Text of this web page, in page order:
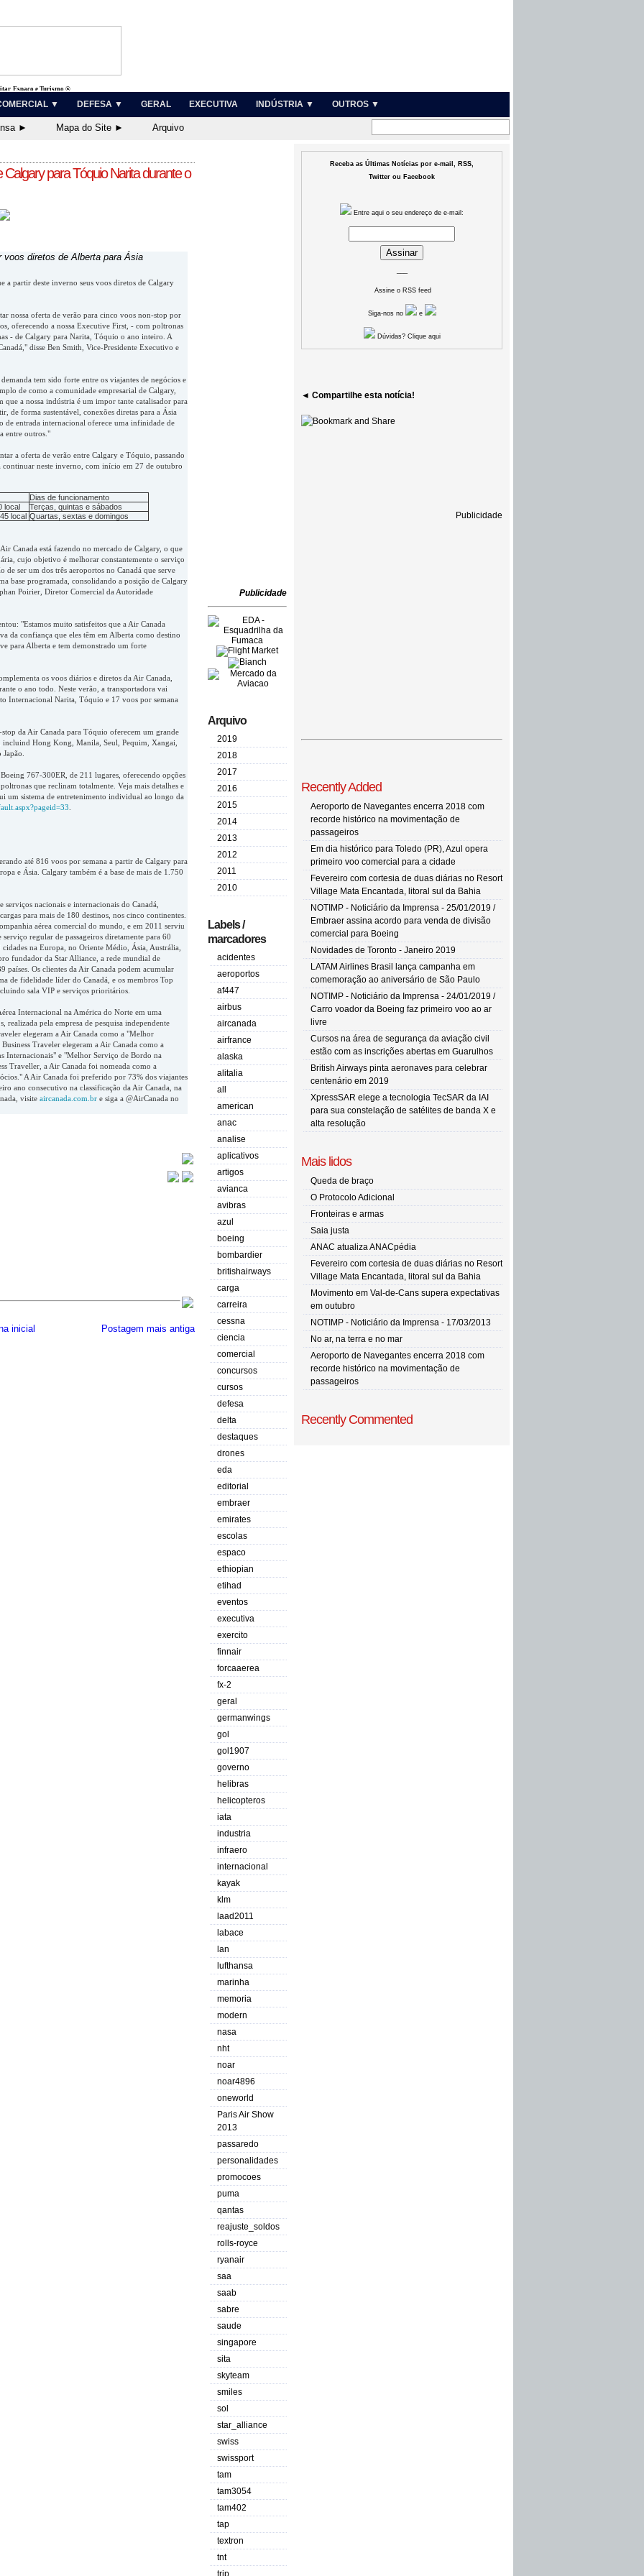
Espaço e Turismo ®
▼ DEFESA ▼ GERAL EXECUTIVA INDÚSTRIA ▼ OUTROS ▼
► Mapa do Site ► Arquivo
para Tóquio Narita durante o
voos diretos de Alberta para Ásia
a partir deste inverno seus voos diretos de Calgary
nossa oferta de verão para cinco voos non-stop por
oferecendo a nossa Executive First, - com poltronas
- de Calgary para Narita, Tóquio o ano inteiro. A
disse Ben Smith, Vice-Presidente Executivo e
tem sido forte entre os viajantes de negócios e
de como a comunidade empresarial de Calgary,
que a nossa indústria é um impor tante catalisador para
de forma sustentável, conexões diretas para a Ásia
entrada internacional oferece uma infinidade de
entre outros."
a oferta de verão entre Calgary e Tóquio, passando
neste inverno, com início em 27 de outubro
Dias de funcionamento
local
Terças, quintas e sábados
local Quartas, sextas e domingos
Canada está fazendo no mercado de Calgary, o que
cujo objetivo é melhorar constantemente o serviço
de ser um dos três aeroportos no Canadá que serve
base programada, consolidando a posição de Calgary
Poirier, Diretor Comercial da Autoridade
"Estamos muito satisfeitos que a Air Canada
da confiança que eles têm em Alberta como destino
para Alberta e tem demonstrado um forte
os voos diários e diretos da Air Canada,
o ano todo. Neste verão, a transportadora vai
Internacional Narita, Tóquio e 17 voos por semana
da Air Canada para Tóquio oferecem um grande
incluind Hong Kong, Manila, Seul, Pequim, Xangai,
767-300ER, de 211 lugares, oferecendo opções
que reclinam totalmente. Veja mais detalhes e
um sistema de entretenimento individual ao longo da
até 816 voos por semana a partir de Calgary para
e Ásia. Calgary também é a base de mais de 1.750
nacionais e internacionais do Canadá,
para mais de 180 destinos, nos cinco continentes.
aérea comercial do mundo, e em 2011 serviu
regular de passageiros diretamente para 60
na Europa, no Oriente Médio, Ásia, Austrália,
fundador da Star Alliance, a rede mundial de
países. Os clientes da Air Canada podem acumular
de fidelidade líder do Canadá, e os membros Top
sala VIP e serviços prioritários.
Internacional na América do Norte em uma
realizada pela empresa de pesquisa independente
elegeram a Air Canada como a "Melhor
Traveler elegeram a Air Canada como a
Internacionais" e "Melhor Serviço de Bordo na
Traveller, a Air Canada foi nomeada como a
A Air Canada foi preferido por 73% dos viajantes
ano consecutivo na classificação da Air Canada, na
visite aircanada.com.br e siga a @AirCanada no
Postagem mais antiga
inicial
Publicidade
Arquivo
2019
2018
2017
2016
2015
2014
2013
2012
2011
2010
Labels /
marcadores
acidentes
aeroportos
af447
airbus
aircanada
airfrance
alaska
alitalia
all
american
anac
analise
aplicativos
artigos
avianca
avibras
azul
boeing
bombardier
britishairways
carga
carreira
cessna
ciencia
comercial
concursos
cursos
defesa
delta
destaques
drones
eda
editorial
embraer
emirates
escolas
espaco
ethiopian
etihad
eventos
executiva
exercito
finnair
forcaaerea
fx-2
geral
germanwings
gol
gol1907
governo
helibras
helicopteros
iata
industria
infraero
internacional
kayak
klm
laad2011
labace
lan
lufthansa
marinha
memoria
modern
nasa
nht
noar
noar4896
oneworld
Paris Air Show
2013
passaredo
personalidades
promocoes
puma
qantas
reajuste_soldos
rolls-royce
ryanair
saa
saab
sabre
saude
singapore
sita
skyteam
smiles
sol
star_alliance
swiss
swissport
tam
tam3054
tam402
tap
textron
tnt
trip
Receba as Últimas Notícias por e-mail, RSS,
Twitter ou Facebook
Entre aqui o seu endereço de e-mail:
Assine o RSS feed
Siga-nos no e
Dúvidas? Clique aqui
◄ Compartilhe esta notícia!
Publicidade
Recently Added
Aeroporto de Navegantes encerra 2018 com
recorde histórico na movimentação de
passageiros
Em dia histórico para Toledo (PR), Azul opera
primeiro voo comercial para a cidade
Fevereiro com cortesia de duas diárias no Resort
Village Mata Encantada, litoral sul da Bahia
NOTIMP - Noticiário da Imprensa - 25/01/2019 /
Embraer assina acordo para venda de divisão
comercial para Boeing
Novidades de Toronto - Janeiro 2019
LATAM Airlines Brasil lança campanha em
comemoração ao aniversário de São Paulo
NOTIMP - Noticiário da Imprensa - 24/01/2019 /
Carro voador da Boeing faz primeiro voo ao ar
livre
Cursos na área de segurança da aviação civil
estão com as inscrições abertas em Guarulhos
British Airways pinta aeronaves para celebrar
centenário em 2019
XpressSAR elege a tecnologia TecSAR da IAI
para sua constelação de satélites de banda X e
alta resolução
Mais lidos
Queda de braço
O Protocolo Adicional
Fronteiras e armas
Saia justa
ANAC atualiza ANACpédia
Fevereiro com cortesia de duas diárias no Resort
Village Mata Encantada, litoral sul da Bahia
Movimento em Val-de-Cans supera expectativas
em outubro
NOTIMP - Noticiário da Imprensa - 17/03/2013
No ar, na terra e no mar
Aeroporto de Navegantes encerra 2018 com
recorde histórico na movimentação de
passageiros
Recently Commented